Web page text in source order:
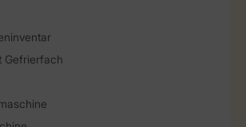
Gefrierfach